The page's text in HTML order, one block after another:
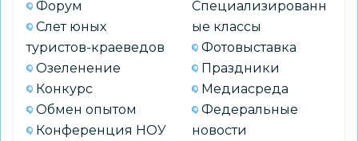
Форум
Слет юных
туристов-краеведов
Озеленение
Конкурс
Обмен опытом
Конференция НОУ
Специализированн
ые классы
Фотовыставка
Праздники
Медиасреда
Федеральные
новости